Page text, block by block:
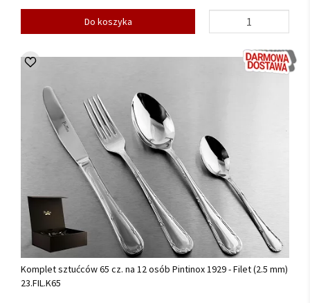
Do koszyka
Komplet sztućców 65 cz. na 12 osób Pintinox 1929 - Filet (2.5 mm)
23.FIL.K65